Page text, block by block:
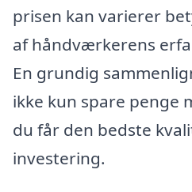
prisen kan varierer
af håndværkerens
En grundig
ikke kun spare penge
du får den bedste
investering.